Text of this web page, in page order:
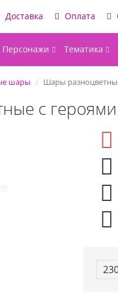
Доставка Оплата
Персонажи Тематика
шары Шары
с